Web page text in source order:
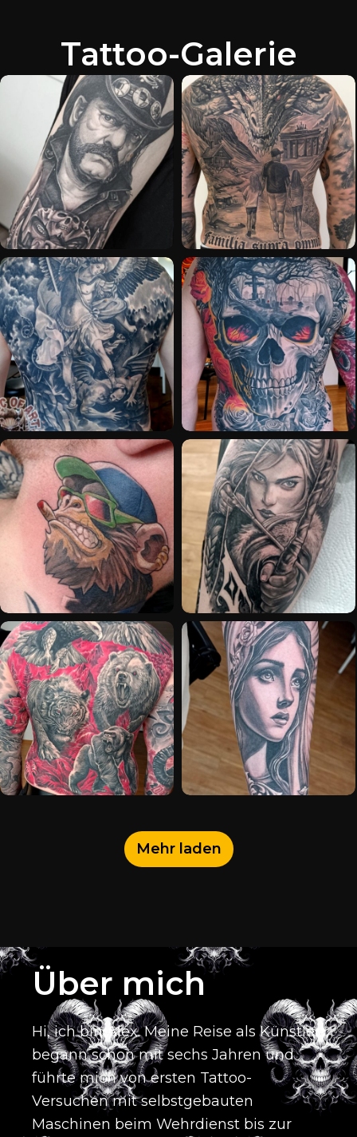
Tattoo-Galerie
Mehr laden
Über mich
Hi, ich bin Alex.Meine Reise als Künstler
begann schon mit sechs Jahren und
führte mich von ersten Tattoo-
Versuchen mit selbstgebauten
Maschinen beim Wehrdienst bis zur